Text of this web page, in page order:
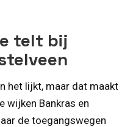
telt bij
het lijkt, maar dat maakt
wijken Bankras en
de toegangswegen